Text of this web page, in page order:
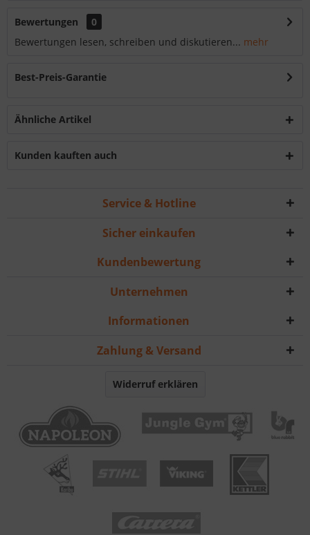
Bewertungen
0
Bewertungen lesen, schreiben und diskutieren... mehr
Best-Preis-Garantie
Ähnliche Artikel
Kunden kauften auch
Service & Hotline
Sicher einkaufen
Kundenbewertung
Unternehmen
Informationen
Zahlung & Versand
Widerruf erklären